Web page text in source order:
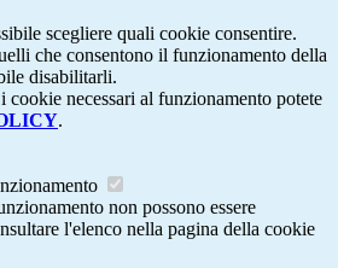
scegliere quali cookie consentire.
che consentono il funzionamento della
disabilitarli.
cookie necessari al funzionamento potete
.
non possono essere
l'elenco nella pagina della cookie